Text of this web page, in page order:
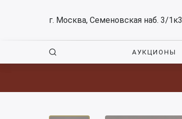
г. Москва, Семеновская наб. 3/1к3
АУКЦИОНЫ